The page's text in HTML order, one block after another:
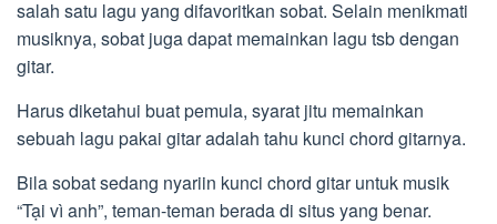
salah satu lagu yang difavoritkan sobat. Selain menikmati
musiknya, sobat juga dapat memainkan lagu tsb dengan
gitar.
Harus diketahui buat pemula, syarat jitu memainkan
sebuah lagu pakai gitar adalah tahu kunci chord gitarnya.
Bila sobat sedang nyariin kunci chord gitar untuk musik
“Tại vì anh”, teman-teman berada di situs yang benar.